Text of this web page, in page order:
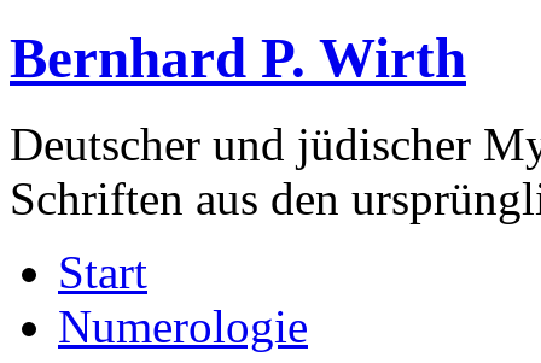
Bernhard P. Wirth
Deutscher und jüdischer
Schriften aus den
Start
Numerologie